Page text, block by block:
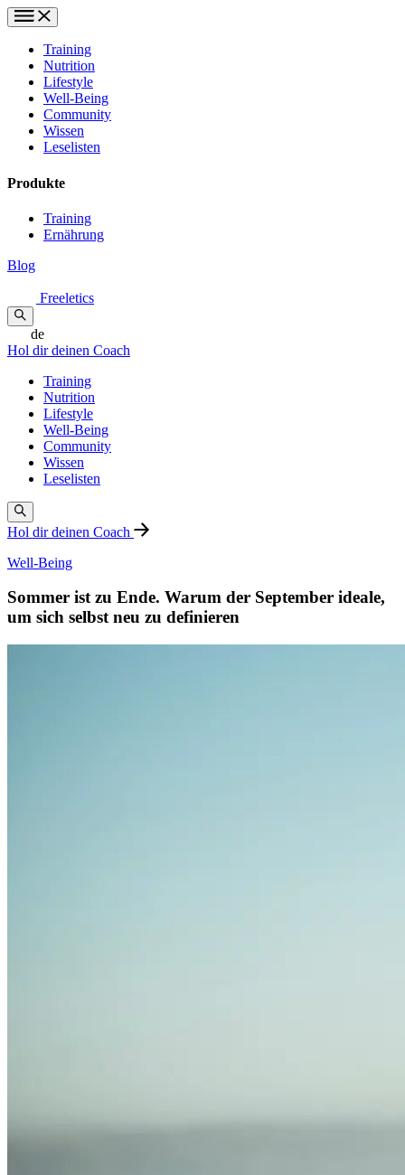
Training
Nutrition
Lifestyle
Well-Being
Community
Wissen
Leselisten
Produkte
Training
Ernährung
Blog
Freeletics
de
Hol dir deinen Coach
Training
Nutrition
Lifestyle
Well-Being
Community
Wissen
Leselisten
Hol dir deinen Coach
Well-Being
Sommer ist zu Ende. Warum der September ideale,
um sich selbst neu zu definieren